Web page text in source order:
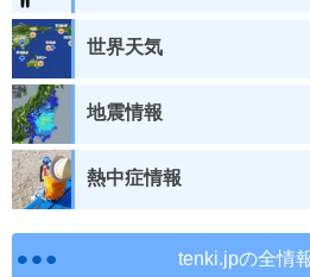
世界天気
地震情報
熱中症情報
tenki.jpの全情